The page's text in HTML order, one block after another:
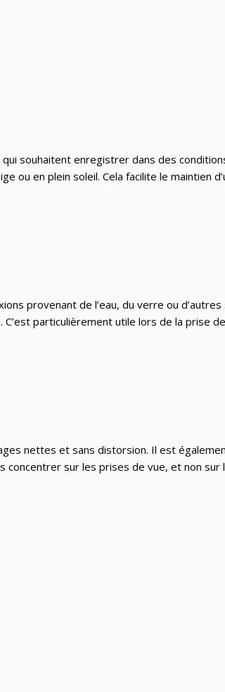
souhaitent enregistrer dans des
ou en plein soleil. Cela facilite le
provenant de l’eau, du verre ou
particulièrement utile lors de la prise
nettes et sans distorsion. Il est
concentrer sur les prises de vue, et non sur